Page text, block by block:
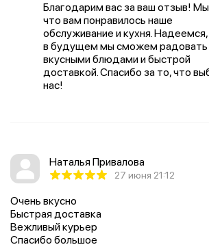
Благодарим вас за ваш отзыв!
что вам понравилось наше
обслуживание и кухня.
в будущем мы сможем радовать
вкусными блюдами и быстрой
доставкой. Спасибо за то, что
нас!
Наталья Привалова
27 июня 21:12
Очень вкусно
Быстрая доставка
Вежливый курьер
Спасибо большое